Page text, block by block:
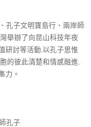
孔子文明寶島行、兩岸師
舉辦了向昆山科技年夜
研討等活動,以孔子思惟
的彼此清楚和情感融進,
力。
孔子